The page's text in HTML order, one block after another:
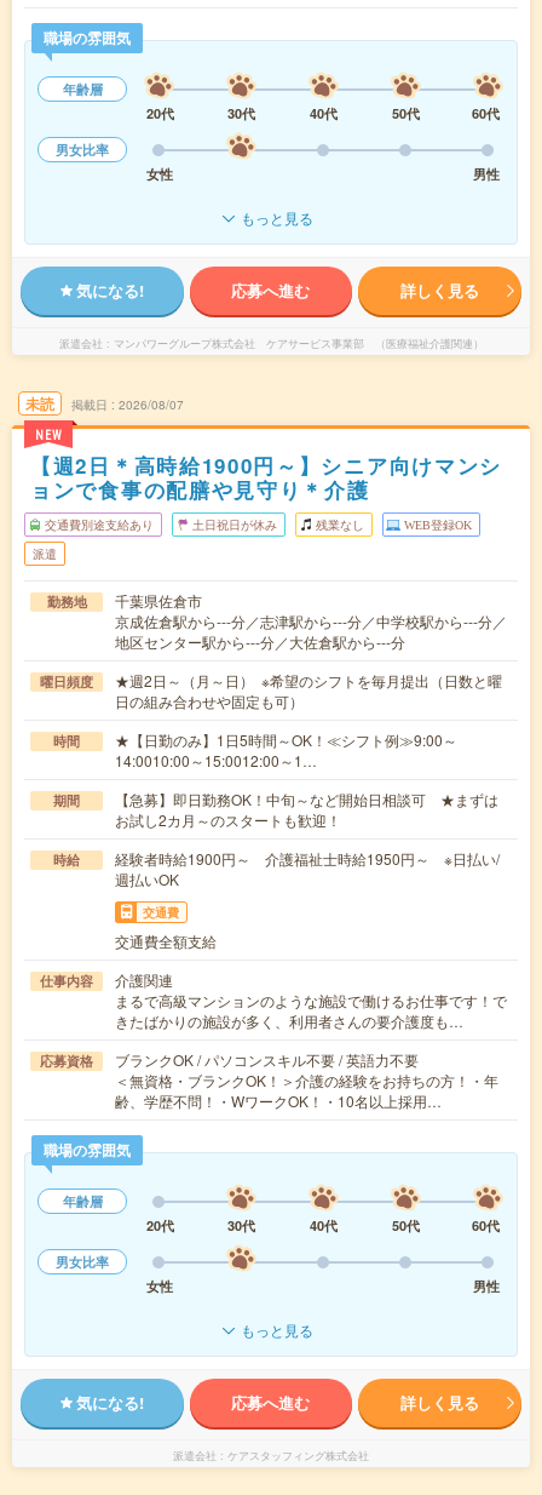
職場の雰囲気
年齢層
20代
30代 40代 50代
60代
男女比率
女性
男性
もっと見る
気になる! 応募へ進む 詳しく見る
派遣会社 マンパワーグループ株式会社 ケアサービス事業部 （医療福祉介護関連）
未読
NEW
掲載日 2026/08/07
【週2日＊高時給1900円～】シニア向けマンシ
ョンで食事の配膳や見守り＊介護
交通費別途支給あり 土日祝日が休み 残業なし WEB登録OK
派遣
勤務地
千葉県佐倉市
京成佐倉駅から---分／志津駅から---分／中学校駅から---分／
地区センター駅から---分／大佐倉駅から---分
曜日頻度
★週2日～（月～日） ※希望のシフトを毎月提出（日数と曜
日の組み合わせや固定も可）
時間
★【日勤のみ】1日5時間～OK！≪シフト例≫9:00～
14:0010:00～15:0012:00～1…
期間
【急募】即日勤務OK！中旬～など開始日相談可 ★まずは
お試し2カ月～のスタートも歓迎！
時給
経験者時給1900円～ 介護福祉士時給1950円～ ※日払い/
週払いOK
交通費
交通費全額支給
仕事内容
介護関連
まるで高級マンションのような施設で働けるお仕事です！で
きたばかりの施設が多く、利用者さんの要介護度も…
応募資格
ブランクOK / パソコンスキル不要 / 英語力不要
＜無資格・ブランクOK！＞介護の経験をお持ちの方！・年
齢、学歴不問！・WワークOK！・10名以上採用…
職場の雰囲気
年齢層
20代
30代 40代 50代
60代
男女比率
女性
男性
もっと見る
気になる! 応募へ進む 詳しく見る
派遣会社 ケアスタッフィング株式会社